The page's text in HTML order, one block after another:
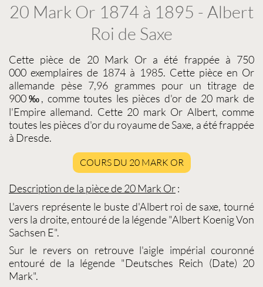
20 Mark Or 1874 à 1895 - Albert
Roi de Saxe
Cette pièce de 20 Mark Or a été frappée à 750
000 exemplaires de 1874 à 1985. Cette pièce en Or
allemande pèse 7,96 grammes pour un titrage de
900‰, comme toutes les pièces d'or de 20 mark de
l'Empire allemand. Cette 20 mark Or Albert, comme
toutes les pièces d'ordu royaume de Saxe, a été frappée
à Dresde.
COURS DU 20 MARK OR
Description de la pièce de20 Mark Or:
L'avers représente le buste d'Albert roi de saxe, tourné
vers la droite, entouré de la légende "Albert Koenig Von
Sachsen E".
Sur le revers on retrouve l'aigle impérial couronné
entouré de la légende "Deutsches Reich (Date) 20
Mark".